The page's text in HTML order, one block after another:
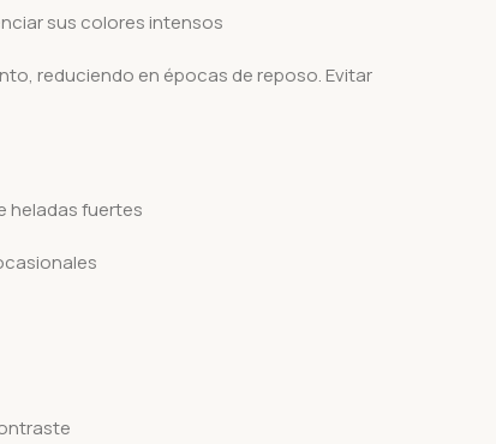
sus colores intensos
reduciendo en épocas de reposo. Evitar
heladas fuertes